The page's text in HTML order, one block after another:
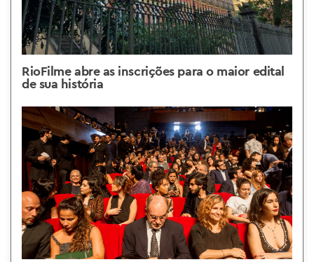
RioFilme abre as inscrições para o maior edital
de sua história